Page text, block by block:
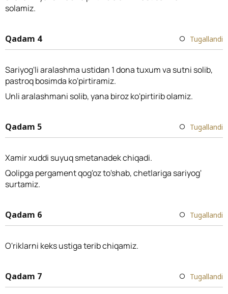
solamiz.
Qadam 4 Tugallandi
Sariyog'li aralashma ustidan 1 dona tuxum va sutni solib,
pastroq bosimda ko'pirtiramiz.
Unli aralashmani solib, yana biroz ko'pirtirib olamiz.
Qadam 5 Tugallandi
Xamir xuddi suyuq smetanadek chiqadi.
Qolipga pergament qog'oz to'shab, chetlariga sariyog'
surtamiz.
Qadam 6 Tugallandi
O'riklarni keks ustiga terib chiqamiz.
Qadam 7 Tugallandi